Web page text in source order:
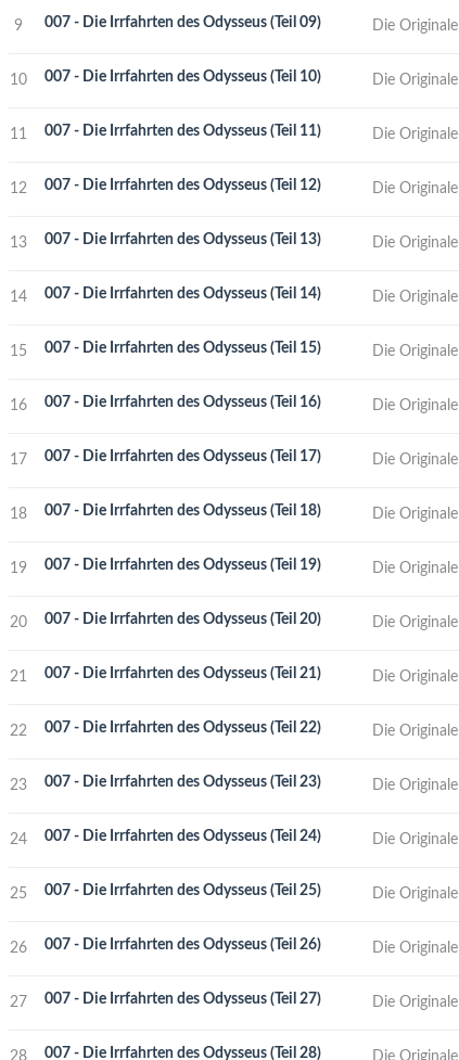
9 007 - Die Irrfahrten des Odysseus (Teil 09) Die Originale
10 007 - Die Irrfahrten des Odysseus (Teil 10) Die Originale
11 007 - Die Irrfahrten des Odysseus (Teil 11) Die Originale
12 007 - Die Irrfahrten des Odysseus (Teil 12) Die Originale
13 007 - Die Irrfahrten des Odysseus (Teil 13) Die Originale
14 007 - Die Irrfahrten des Odysseus (Teil 14) Die Originale
15 007 - Die Irrfahrten des Odysseus (Teil 15) Die Originale
16 007 - Die Irrfahrten des Odysseus (Teil 16) Die Originale
17 007 - Die Irrfahrten des Odysseus (Teil 17) Die Originale
18 007 - Die Irrfahrten des Odysseus (Teil 18) Die Originale
19 007 - Die Irrfahrten des Odysseus (Teil 19) Die Originale
20 007 - Die Irrfahrten des Odysseus (Teil 20) Die Originale
21 007 - Die Irrfahrten des Odysseus (Teil 21) Die Originale
22 007 - Die Irrfahrten des Odysseus (Teil 22) Die Originale
23 007 - Die Irrfahrten des Odysseus (Teil 23) Die Originale
24 007 - Die Irrfahrten des Odysseus (Teil 24) Die Originale
25 007 - Die Irrfahrten des Odysseus (Teil 25) Die Originale
26 007 - Die Irrfahrten des Odysseus (Teil 26) Die Originale
27 007 - Die Irrfahrten des Odysseus (Teil 27) Die Originale
28 007 - Die Irrfahrten des Odysseus (Teil 28) Die Originale